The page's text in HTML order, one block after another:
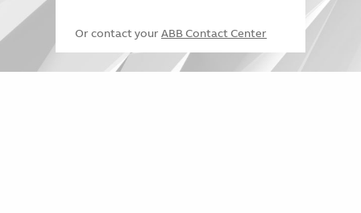
Or contact your ABB Contact Center